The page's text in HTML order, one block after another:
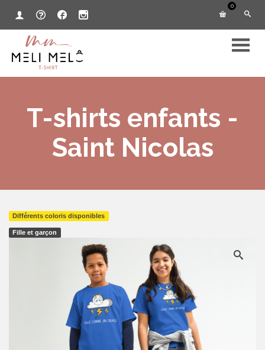
0
T-shirts enfants -
Saint Nicolas
Différents coloris disponibles
Fille et garçon